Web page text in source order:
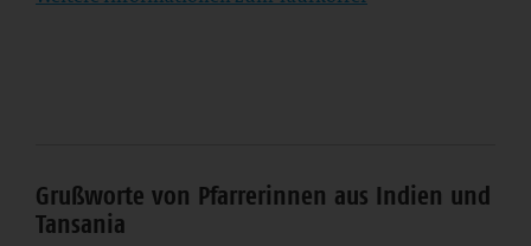
Grußworte von Pfarrerinnen aus Indien und
Tansania